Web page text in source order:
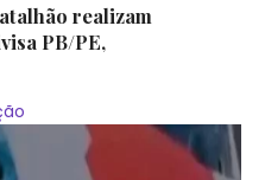
realizam
PB/PE,